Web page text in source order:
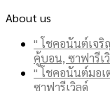
About us
" โชคอนันต์เจริ
คู้บอน, ซาฟารีเ
" โชคอนันต์มอเ
ซาฟารีเวิลด์